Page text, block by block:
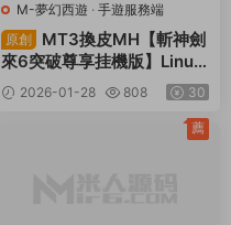
M-夢幻西遊 · 手遊服務端
原創
MT3換皮MH【斬神劍
來6突破尊享挂機版】Linux
手工服務端+安卓蘋果雙端+
GM後台+全套源碼+視頻架
2026-01-28 808 30
薦